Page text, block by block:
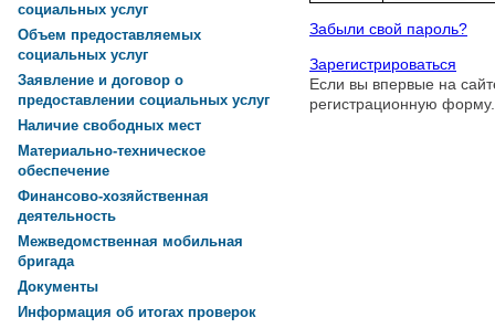
Забыли свой пароль?
Зарегистрироваться
Если вы впервые на
регистрационную форму.
социальных услуг
Объем предоставляемых
социальных услуг
Заявление и договор о
предоставлении социальных услуг
Наличие свободных мест
Материально-техническое
обеспечение
Финансово-хозяйственная
деятельность
Межведомственная мобильная
бригада
Документы
Информация об итогах проверок